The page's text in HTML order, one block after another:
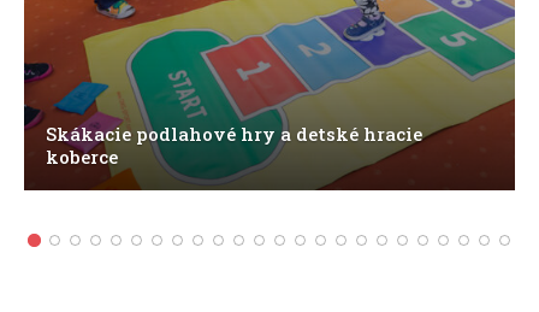
Skákacie podlahové hry a detské hracie
koberce